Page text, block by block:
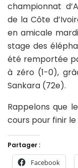
championnat
de la Côte
en amicale
stage des
été remportée
à zéro (1-0),
Sankara (72e).
Rappelons que
cours pour finir
Partager :
Facebook